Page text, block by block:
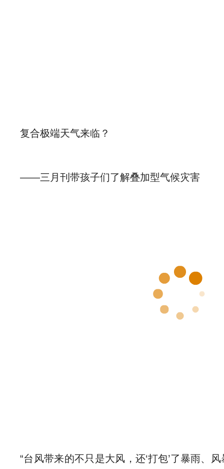
复合极端天气来临？
——三月刊带孩子们了解叠加型气候灾害
“台风带来的不只是大风，还‘打包’了暴雨、